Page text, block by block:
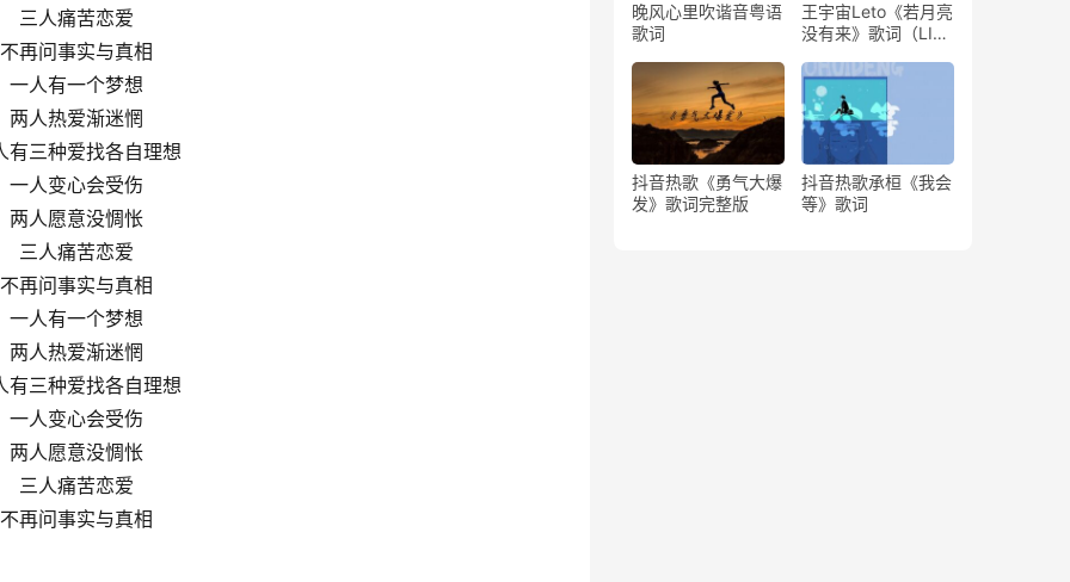
三人痛苦恋爱
不再问事实与真相
一人有一个梦想
两人热爱渐迷惘
有三种爱找各自理想
一人变心会受伤
两人愿意没惆怅
三人痛苦恋爱
不再问事实与真相
一人有一个梦想
两人热爱渐迷惘
有三种爱找各自理想
一人变心会受伤
两人愿意没惆怅
三人痛苦恋爱
不再问事实与真相
晚风心里吹谐音粤语
歌词
王宇宙Leto《若月亮
没有来》歌词（LIVE
抖音热歌《勇气大爆
发》歌词完整版
抖音热歌承桓《我会
等》歌词